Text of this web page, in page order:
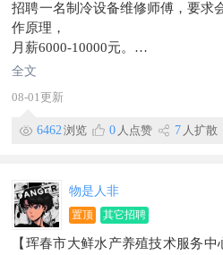
招聘一名制冷设备维修师傅，要求
作原理，
月薪6000-10000元。
工作地点司法局南。
联系时，请说明在【珲春圈】看到的
全文
08-01更新
6462浏览 0 人点赞 7 人扩散
物是人非
置顶 其它招聘
【珲春市大鲜水产养殖技术服务